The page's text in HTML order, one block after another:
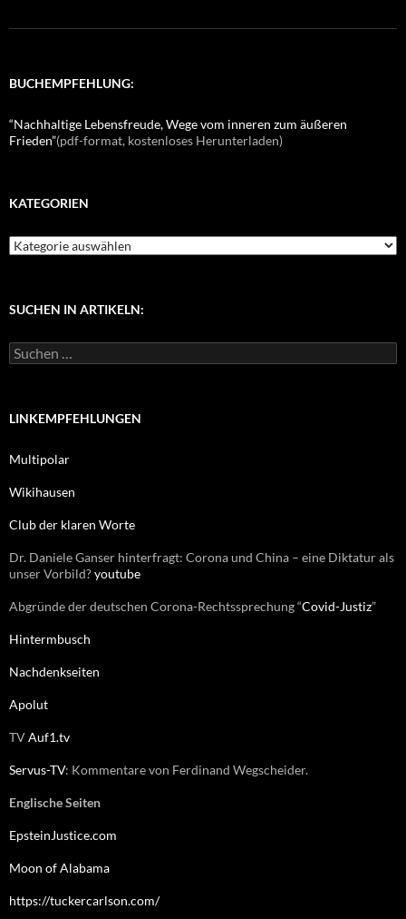
BUCHEMPFEHLUNG:
“Nachhaltige Lebensfreude, Wege vom inneren zum äußeren
Frieden”(pdf-format, kostenloses Herunterladen)
KATEGORIEN
K
g
r
SUCHEN IN ARTIKELN:
S
u
e
a
h
LINKEMPFEHLUNGEN
Multipolar
Wikihausen
Club der klaren Worte
Dr. Daniele Ganser hinterfragt: Corona und China – eine Diktatur als
unser Vorbild?youtube
Abgründe der deutschen Corona-Rechtssprechung “Covid-Justiz”
Hintermbusch
Nachdenkseiten
Apolut
TVAuf1.tv
Servus-TV: Kommentare von Ferdinand Wegscheider.
Englische Seiten
EpsteinJustice.com
Moon of Alabama
https://tuckercarlson.com/